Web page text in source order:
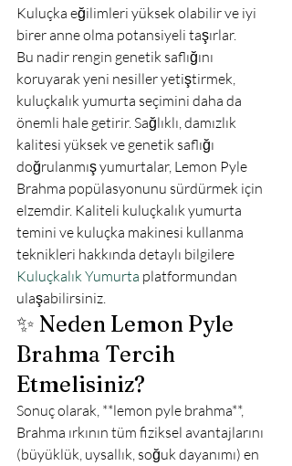
Kuluçka eğilimleri yüksek olabilir ve iyi
birer anne olma potansiyeli taşırlar.
Bu nadir rengin genetik saflığını
koruyarak yeni nesiller yetiştirmek,
kuluçkalık yumurta seçimini daha da
önemli hale getirir. Sağlıklı, damızlık
kalitesi yüksek ve genetik saflığı
doğrulanmış yumurtalar, Lemon Pyle
Brahma popülasyonunu sürdürmek için
elzemdir. Kaliteli kuluçkalık yumurta
temini ve kuluçka makinesi kullanma
teknikleri hakkında detaylı bilgilere
Kuluçkalık Yumurta platformundan
ulaşabilirsiniz.
✨ Neden Lemon Pyle
Brahma Tercih
Etmelisiniz?
Sonuç olarak, **lemon pyle brahma**,
Brahma ırkının tüm fiziksel avantajlarını
(büyüklük, uysallık, soğuk dayanımı) en